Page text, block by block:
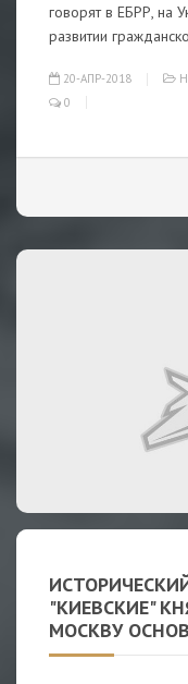
говорят в ЕБРР, на
развитии
20-АПР-2018
0
"КИЕВСКИЕ"
МОСКВУ